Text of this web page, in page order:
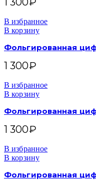
В избранное
В корзину
Фольгированная
1 300₽
В избранное
В корзину
Фольгированная
1 300₽
В избранное
В корзину
Фольгированная